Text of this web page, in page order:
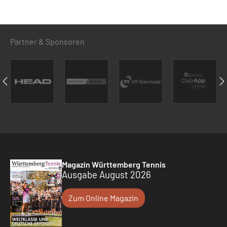
Partner & Sponsoren
Magazin Württemberg Tennis
Ausgabe August 2026
Zum Online Magazin